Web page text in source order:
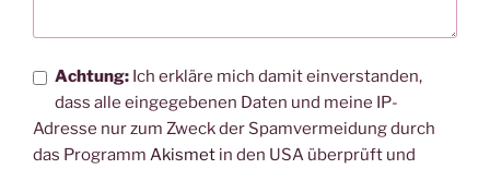
Achtung: Ich erkläre mich damit einverstanden,
dass alle eingegebenen Daten und meine IP-
Adresse nur zum Zweck der Spamvermeidung durch
das Programm Akismet in den USA überprüft und